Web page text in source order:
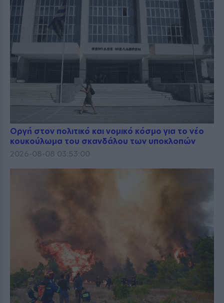
Οργή στον πολιτικό και νομικό κόσμο για το νέο
κουκούλωμα του σκανδάλου των υποκλοπών
2026-08-08 03:53:00